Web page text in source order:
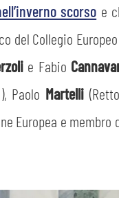
scorso e
del Collegio
e Fabio
Paolo Martelli
Europea e membro